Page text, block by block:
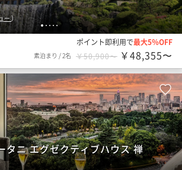
1 2 3 4 5
ー）
ポイント即利用で最大5％OFF
素泊まり /2名 ￥50,900〜 ￥48,355〜
タニ エグゼクティブハウス 禅